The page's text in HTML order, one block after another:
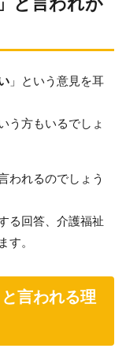
」という意見を耳
う方もいるでしょ
われるのでしょう
る回答、介護福祉
す。
言われる理